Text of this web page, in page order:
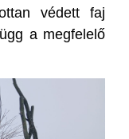
védett faj
a megfelelő